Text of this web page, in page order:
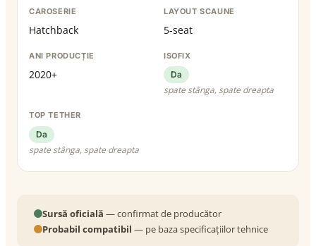
CAROSERIE
Hatchback
LAYOUT SCAUNE
5-seat
ANI PRODUCȚIE
2020+
ISOFIX
Da
spate stânga, spate dreapta
TOP TETHER
Da
spate stânga, spate dreapta
Sursă oficială — confirmat de producător
Probabil compatibil — pe baza specificațiilor tehnice